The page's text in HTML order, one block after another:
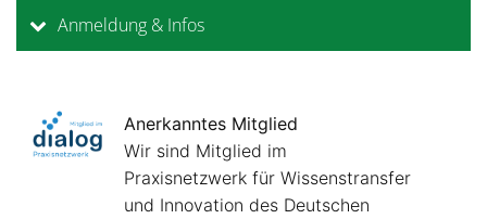
Anmeldung & Infos
Anerkanntes Mitglied
Wir sind Mitglied im
Praxisnetzwerk für Wissenstransfer
und Innovation des Deutschen